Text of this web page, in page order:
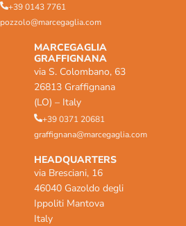
+39 0143 7761
pozzolo@marcegaglia.com
MARCEGAGLIA
GRAFFIGNANA
via S. Colombano, 63
26813 Graffignana
(LO) – Italy
+39 0371 20681
graffignana@marcegaglia.com
HEADQUARTERS
via Bresciani, 16
46040 Gazoldo degli
Ippoliti Mantova
Italy